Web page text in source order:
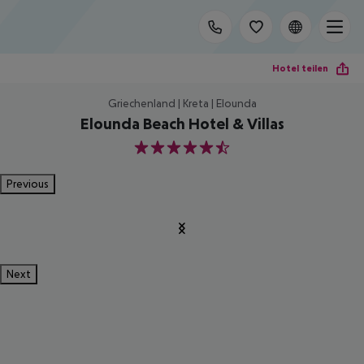
Hotel teilen
Griechenland | Kreta | Elounda
Elounda Beach Hotel & Villas
5.5
Previous
Next